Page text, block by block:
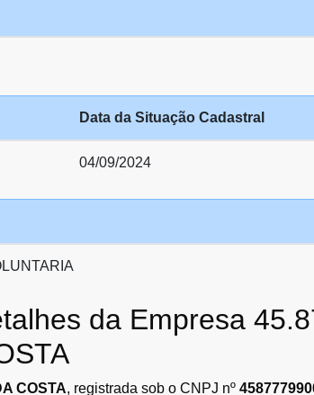
Data da Situação Cadastral
04/09/2024
da Empresa
COSTA, registrada sob o CNPJ nº